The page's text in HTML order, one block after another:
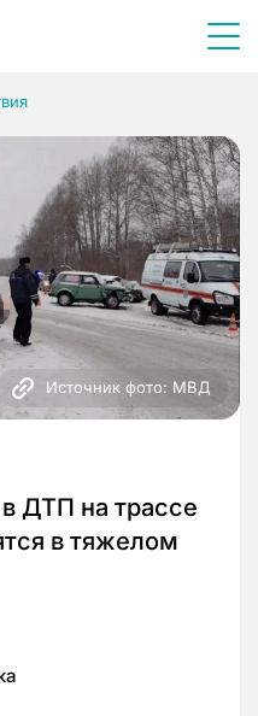
Источник фото: МВД
ДТП на трассе
в тяжелом